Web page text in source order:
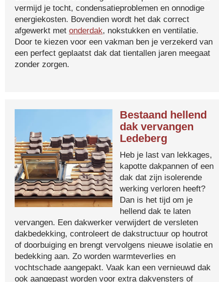
vermijd je tocht, condensatieproblemen en onnodige
energiekosten. Bovendien wordt het dak correct
afgewerkt met onderdak, nokstukken en ventilatie.
Door te kiezen voor een vakman ben je verzekerd van
een perfect geplaatst dak dat tientallen jaren meegaat
zonder zorgen.
Bestaand hellend
dak vervangen
Ledeberg
Heb je last van lekkages,
kapotte dakpannen of een
dak dat zijn isolerende
werking verloren heeft?
Dan is het tijd om je
hellend dak te laten
vervangen. Een dakwerker verwijdert de versleten
dakbedekking, controleert de dakstructuur op houtrot
of doorbuiging en brengt vervolgens nieuwe isolatie en
bedekking aan. Zo worden warmteverlies en
vochtschade aangepakt. Vaak kan een vernieuwd dak
ook aangepast worden voor extra dakvensters of